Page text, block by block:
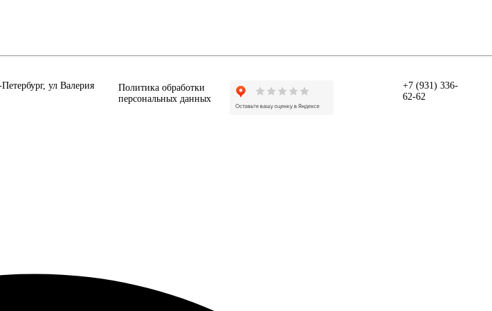
ул Валерия
Политика обработки
персональных данных
+7 (931) 336-
62-62